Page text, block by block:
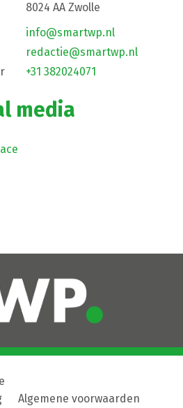
8024 AA Zwolle
info@smartwp.nl
redactie@smartwp.nl
+31 382024071
media
Algemene voorwaarden